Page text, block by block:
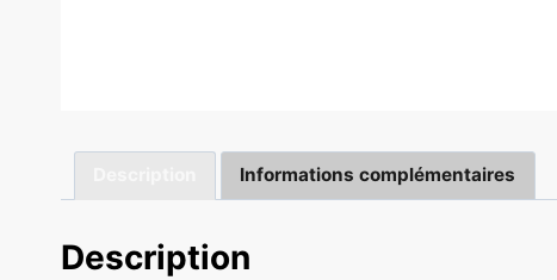
Informations complémentaires
Description